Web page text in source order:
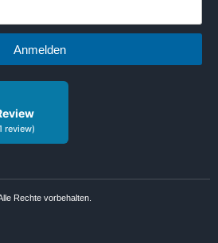
Anmelden
Rechte vorbehalten.